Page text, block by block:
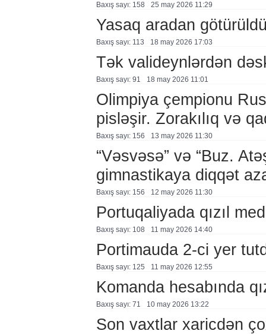
Baxış sayı: 158 25 may 2026 11:29
Yasaq aradan
Baxış sayı: 113 18 may 2026 17:03
Tək valideynlərdən
Baxış sayı: 91 18 may 2026 11:01
Olimpiya çempionu
pisləşir. Zorakılıq və
Baxış sayı: 156 13 may 2026 11:30
“Vəsvəsə” və “Buz.
gimnastikaya diqqət
Baxış sayı: 156 12 may 2026 11:30
Portuqaliyada qızıl
Baxış sayı: 108 11 may 2026 14:40
Portimauda 2-ci yer
Baxış sayı: 125 11 may 2026 12:55
Komanda hesabında
Baxış sayı: 71 10 may 2026 13:22
Son vaxtlar xaricdən